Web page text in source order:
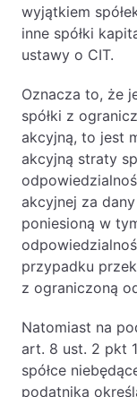
wyjątkiem
inne spółki
ustawy o CIT.
Oznacza to, że
spółki z
akcyjną, to jest
akcyjną straty
akcyjnej za
poniesioną w
przypadku
z ograniczoną
Natomiast na
art. 8 ust. 2 pkt
spółce
podatnika